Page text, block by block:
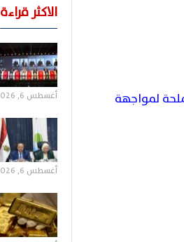
لمواجهة
الاكثر قراءة
أغسطس 6, 2026
أغسطس 6, 2026